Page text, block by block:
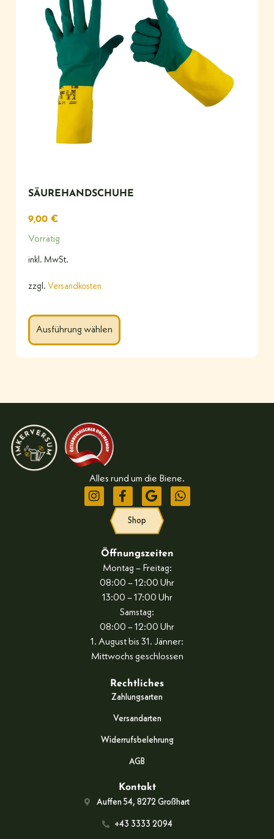
SÄUREHANDSCHUHE
9,00 €
Vorrätig
inkl. MwSt.
zzgl. Versandkosten
Ausführung wählen
Alles rund um die Biene.
Shop
Öffnungszeiten
Montag – Freitag:
08:00 – 12:00 Uhr
13:00 – 17:00 Uhr
Samstag:
08:00 – 12:00 Uhr
1. August bis 31. Jänner:
Mittwochs geschlossen
Rechtliches
Zahlungsarten
Versandarten
Widerrufsbelehrung
AGB
Kontakt
Auffen 54, 8272 Großhart
+43 3333 2094